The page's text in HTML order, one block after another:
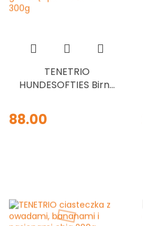
TENETRIO
HUNDESOFTIES Birne
przysmaki
treningowe z
88.00